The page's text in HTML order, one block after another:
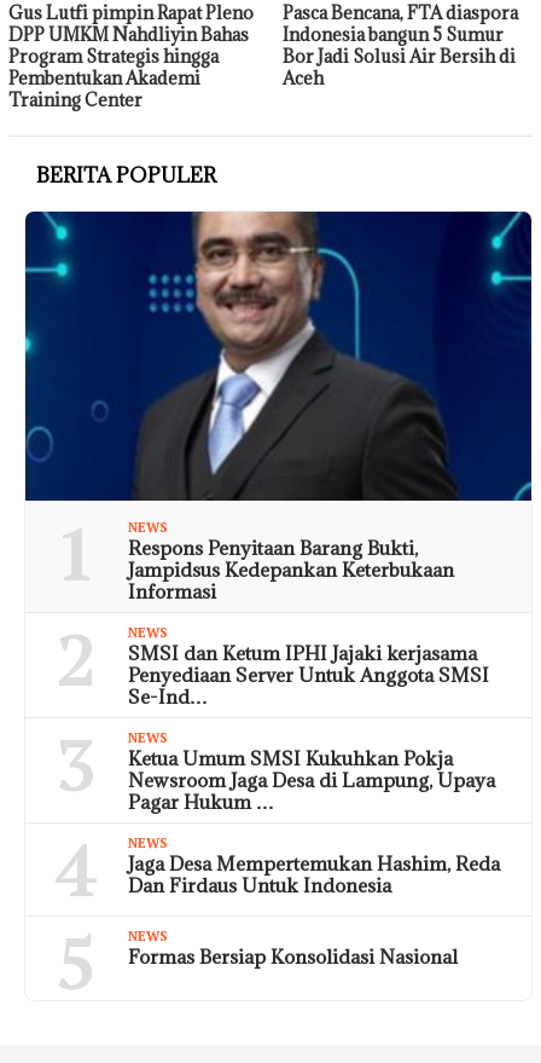
Gus Lutfi pimpin Rapat Pleno
DPP UMKM Nahdliyin Bahas
Program Strategis hingga
Pembentukan Akademi
Training Center
Pasca Bencana, FTA diaspora
Indonesia bangun 5 Sumur
Bor Jadi Solusi Air Bersih di
Aceh
BERITA POPULER
1 NEWS
Respons Penyitaan Barang Bukti,
Jampidsus Kedepankan Keterbukaan
Informasi
2 NEWS
SMSI dan Ketum IPHI Jajaki kerjasama
Penyediaan Server Untuk Anggota SMSI
Se-Ind…
3 NEWS
Ketua Umum SMSI Kukuhkan Pokja
Newsroom Jaga Desa di Lampung, Upaya
Pagar Hukum …
4 NEWS
Jaga Desa Mempertemukan Hashim, Reda
Dan Firdaus Untuk Indonesia
5 NEWS
Formas Bersiap Konsolidasi Nasional